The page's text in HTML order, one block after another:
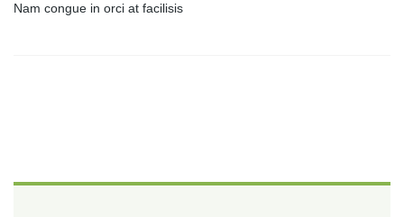
Nam congue in orci at facilisis